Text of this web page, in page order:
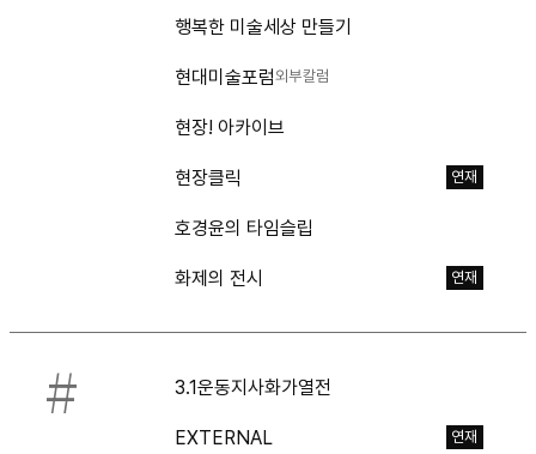
행복한 미술세상 만들기
현대미술포럼외부칼럼
현장! 아카이브
현장클릭 연재
호경윤의 타임슬립
화제의 전시 연재
# 3.1운동지사화가열전
EXTERNAL 연재